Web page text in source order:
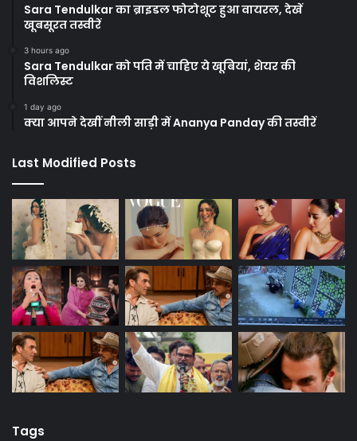
Sara Tendulkar का ब्राइडल फोटोशूट हुआ वायरल, देखें
खूबसूरत तस्वीरें
3 hours ago
Sara Tendulkar को पति में चाहिए ये खूबियां, शेयर की
विशलिस्ट
1 day ago
क्या आपने देखीं नीली साड़ी में Ananya Panday की तस्वीरें
Last Modified Posts
Tags